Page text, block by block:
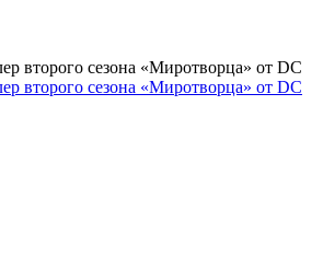
второго сезона «Миротворца» от DC
второго сезона «Миротворца» от DC